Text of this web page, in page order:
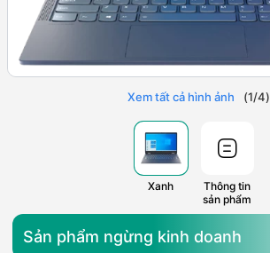
Xem tất cả hình ảnh (1/4)
Xanh
Thông tin
sản phẩm
Sản phẩm ngừng kinh doanh